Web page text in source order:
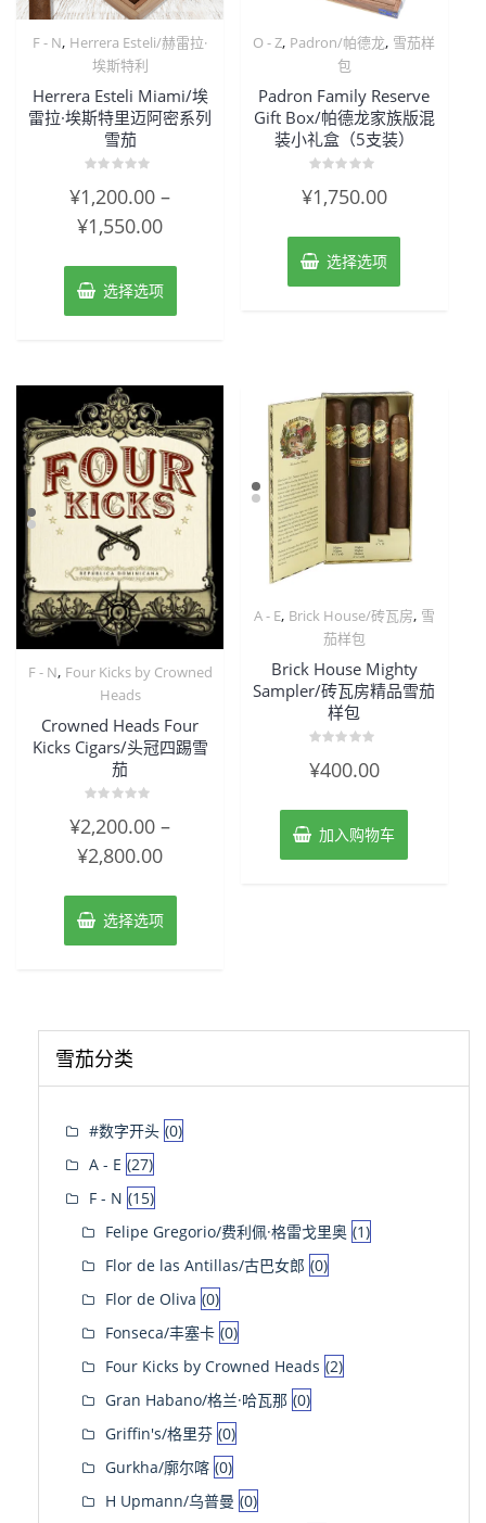
F - N, Herrera Esteli/赫雷拉·
埃斯特利
Herrera Esteli Miami/埃
雷拉·埃斯特里迈阿密系列
雪茄
分
0
&sol;
5
¥1,200.00 –
¥1,550.00
选择选项
O - Z, Padron/帕德龙, 雪茄样
包
Padron Family Reserve
Gift Box/帕德龙家族版混
装小礼盒（5支装）
分
5
¥1,750.00
选择选项
F - N, Four Kicks by Crowned
Heads
Crowned Heads Four
Kicks Cigars/头冠四踢雪
茄
分
0
&sol;
5
¥2,200.00 –
¥2,800.00
选择选项
A - E, Brick House/砖瓦房, 雪
茄样包
Brick House Mighty
Sampler/砖瓦房精品雪茄
样包
分
5
¥400.00
加入购物车
雪茄分类
#数字开头 (0)
A - E (27)
F - N (15)
Felipe Gregorio/费利佩·格雷戈里奥 (1)
Flor de las Antillas/古巴女郎 (0)
Flor de Oliva (0)
Fonseca/丰塞卡 (0)
Four Kicks by Crowned Heads (2)
Gran Habano/格兰·哈瓦那 (0)
Griffin's/格里芬 (0)
Gurkha/廓尔喀 (0)
H Upmann/乌普曼 (0)